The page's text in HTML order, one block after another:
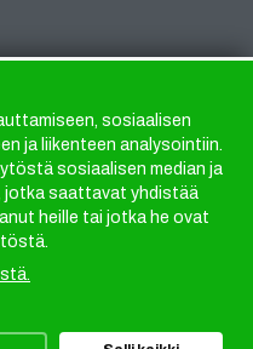
sosiaalisen
ja liikenteen analysointiin.
sosiaalisen median ja
jotka saattavat yhdistää
heille tai jotka he ovat